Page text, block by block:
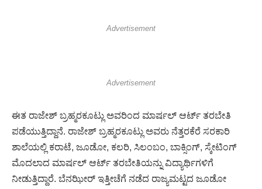
Advertisement
Advertisement
ಈತ ರಾಜೇಶ್ ಬ್ರಹ್ಮರಕೂಟ್ಲು ಅವರಿಂದ ಮಾರ್ಷಲ್ ಆರ್ಟ್ ತರಬೇತಿ
ಪಡೆಯುತ್ತಿದ್ದಾನೆ. ರಾಜೇಶ್ ಬ್ರಹ್ಮರಕೂಟ್ಲು ಅವರು ನೆತ್ತರಕೆರೆ ಸರಕಾರಿ
ಶಾಲೆಯಲ್ಲಿ ಕರಾಟೆ, ಜೂಡೋ, ಕಲರಿ, ಸಿಲಂಬಂ, ಬಾಕ್ಸಿಂಗ್, ಸ್ಕೇಟಿಂಗ್
ಮೊದಲಾದ ಮಾರ್ಷಲ್ ಆರ್ಟ್ ತರಬೇತಿಯನ್ನು ವಿದ್ಯಾರ್ಥಿಗಳಿಗೆ
ನೀಡುತ್ತಿದ್ದಾರೆ. ಬೆನಝೀರ್ ಇತ್ತೀಚೆಗೆ ನಡೆದ ರಾಜ್ಯಮಟ್ಟದ ಜೂಡೋ